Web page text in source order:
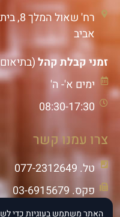
אביב
זמני קבלת קהל
ימים א'- ה'
08:30-17:30
צרו עמנו קשר
טל. 077-2312649
פקס. 03-6915679
נייד: 055-8833888
האתר משתמש בעוגיות כדי